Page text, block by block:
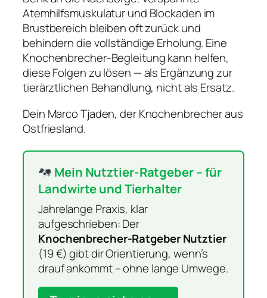
Atemhilfsmuskulatur und Blockaden im
Brustbereich bleiben oft zurück und
behindern die vollständige Erholung. Eine
Knochenbrecher-Begleitung kann helfen,
diese Folgen zu lösen — als Ergänzung zur
tierärztlichen Behandlung, nicht als Ersatz.
Dein Marco Tjaden, der Knochenbrecher aus
Ostfriesland.
Mein Nutztier-Ratgeber – für
Landwirte und Tierhalter
Jahrelange Praxis, klar
aufgeschrieben: Der
Knochenbrecher-Ratgeber Nutztier
(19 €) gibt dir Orientierung, wenn’s
drauf ankommt – ohne lange Umwege.